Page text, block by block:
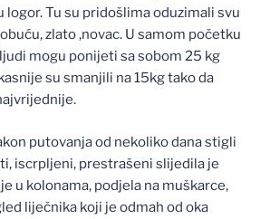
logor. Tu su pridošlima oduzimali svu
zlato ,novac. U samom početku
mogu ponijeti sa sobom 25 kg
su smanjili na 15kg tako da
putovanja od nekoliko dana stigli
iscrpljeni, prestrašeni slijedila je
u kolonama, podjela na muškarce,
liječnika koji je odmah od oka